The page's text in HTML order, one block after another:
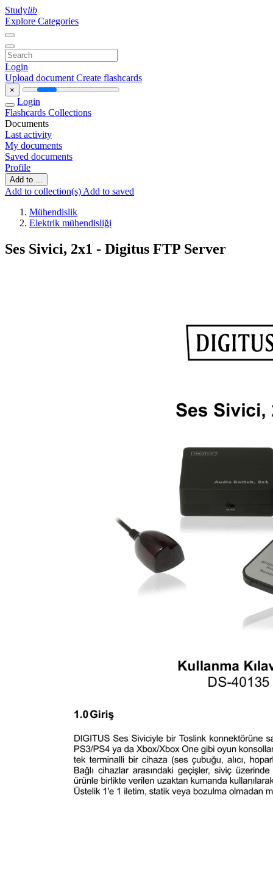
Studylib
Explore Categories
Login
Upload document Create flashcards
×
Login
Flashcards Collections
Documents
Last activity
My documents
Saved documents
Profile
Add to ...
Add to collection(s) Add to saved
Mühendislik
Elektrik mühendisliği
Ses Sivici, 2x1 - Digitus FTP Server